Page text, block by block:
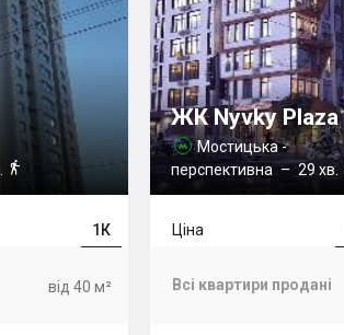

1К
від 40 м²
ЖК Nyvky Plaza

Мостицька -
перспективна – 29 хв.
Ціна
Всі квартири продані